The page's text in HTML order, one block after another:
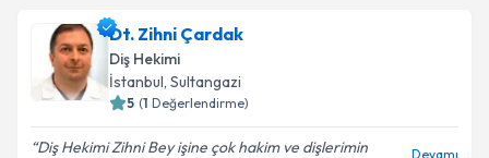
Dt. Zihni Çardak
Diş Hekimi
İstanbul, Sultangazi
5 (1 Değerlendirme)
Diş Hekimi Zihni Bey işine çok hakim ve dişlerimin
Devamı